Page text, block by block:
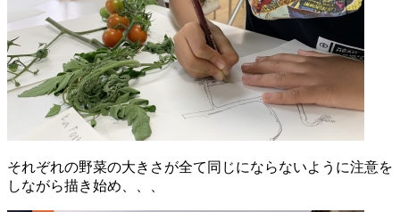
それぞれの野菜の大きさが全て同じにならないように注意を
しながら描き始め、、、